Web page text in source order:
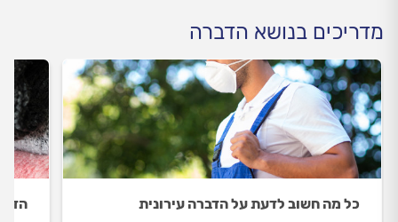
מדריכים בנושא הדברה
כל מה חשוב לדעת על הדברה עירונית